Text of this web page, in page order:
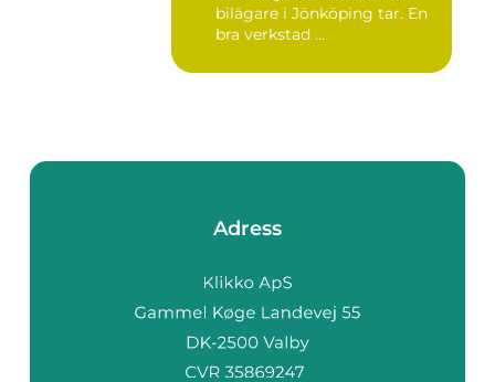
bilägare i Jönköping tar. En
bra verkstad ...
Adress